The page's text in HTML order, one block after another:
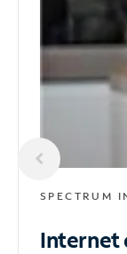
SPECTRUM
Internet